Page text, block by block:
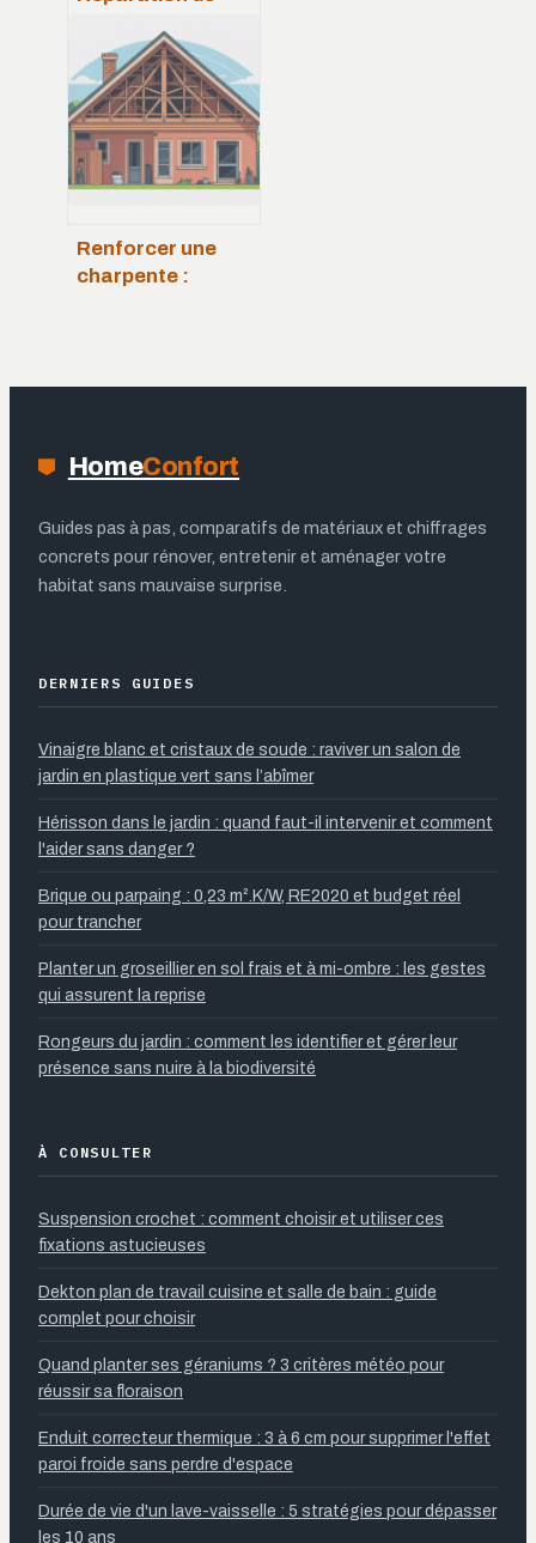
hydrostatique de
tondeuse : guide
complet et erreurs
à éviter
Renforcer une
charpente :
HomeConfort
Guides pas à pas, comparatifs de matériaux et chiffrages
concrets pour rénover, entretenir et aménager votre
habitat sans mauvaise surprise.
DERNIERS GUIDES
Vinaigre blanc et cristaux de soude : raviver un salon de
jardin en plastique vert sans l’abîmer
Hérisson dans le jardin : quand faut-il intervenir et comment
l'aider sans danger ?
Brique ou parpaing : 0,23 m².K/W, RE2020 et budget réel
pour trancher
Planter un groseillier en sol frais et à mi-ombre : les gestes
qui assurent la reprise
Rongeurs du jardin : comment les identifier et gérer leur
présence sans nuire à la biodiversité
À CONSULTER
Suspension crochet : comment choisir et utiliser ces
fixations astucieuses
Dekton plan de travail cuisine et salle de bain : guide
complet pour choisir
Quand planter ses géraniums ? 3 critères météo pour
réussir sa floraison
Enduit correcteur thermique : 3 à 6 cm pour supprimer l'effet
paroi froide sans perdre d'espace
Durée de vie d'un lave-vaisselle : 5 stratégies pour dépasser
les 10 ans